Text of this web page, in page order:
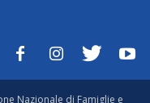
Nazionale di Famiglie e